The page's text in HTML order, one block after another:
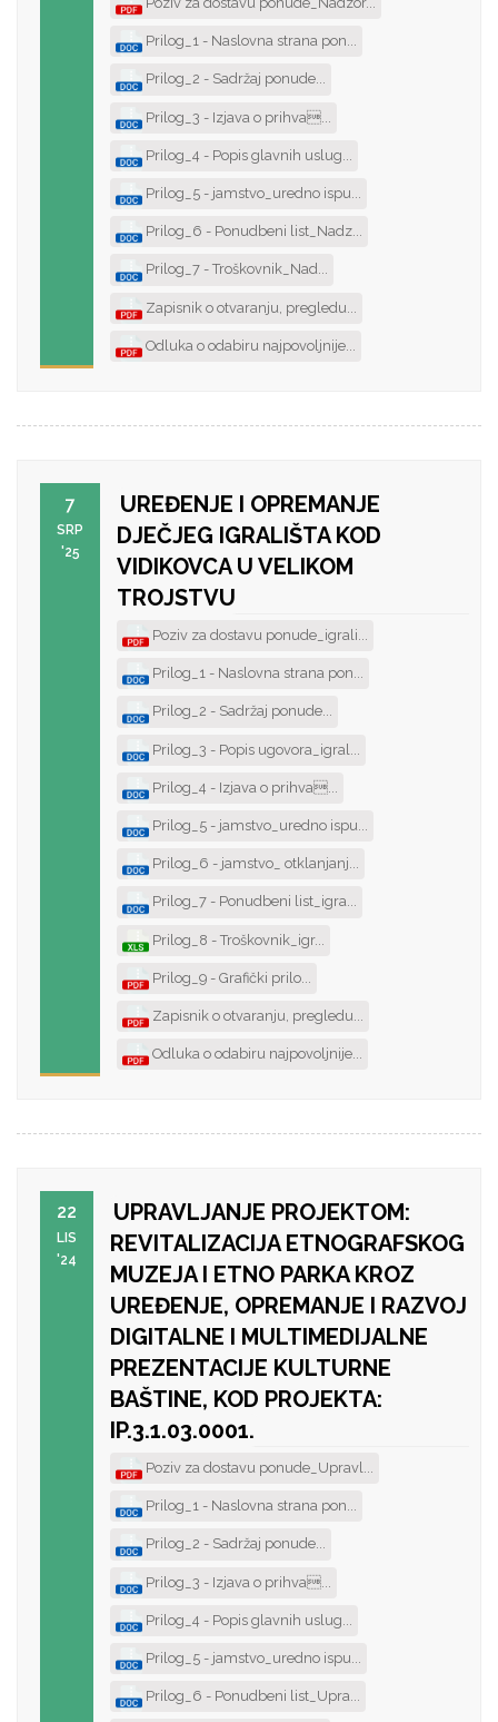
Prilog_1 - Naslovna strana pon...
Prilog_2 - Sadržaj ponude...
Prilog_3 - Izjava o prihva...
Prilog_4 - Popis glavnih uslug...
Prilog_5 - jamstvo_uredno ispu...
Prilog_6 - Ponudbeni list_Nadz...
Prilog_7 - Troškovnik_Nad...
Zapisnik o otvaranju, pregledu...
Odluka o odabiru najpovoljnije...
7
SRP
'25
UREĐENJE I OPREMANJE
DJEČJEG IGRALIŠTA KOD
VIDIKOVCA U VELIKOM
TROJSTVU
Poziv za dostavu ponude_igrali...
Prilog_1 - Naslovna strana pon...
Prilog_2 - Sadržaj ponude...
Prilog_3 - Popis ugovora_igral...
Prilog_4 - Izjava o prihva...
Prilog_5 - jamstvo_uredno ispu...
Prilog_6 - jamstvo_ otklanjanj...
Prilog_7 - Ponudbeni list_igra...
Prilog_8 - Troškovnik_igr...
Prilog_9 - Grafički prilo...
Zapisnik o otvaranju, pregledu...
Odluka o odabiru najpovoljnije...
22
LIS
'24
UPRAVLJANJE PROJEKTOM:
REVITALIZACIJA ETNOGRAFSKOG
MUZEJA I ETNO PARKA KROZ
UREĐENJE, OPREMANJE I RAZVOJ
DIGITALNE I MULTIMEDIJALNE
PREZENTACIJE KULTURNE
BAŠTINE, KOD PROJEKTA:
IP.3.1.03.0001.
Poziv za dostavu ponude_Upravl...
Prilog_1 - Naslovna strana pon...
Prilog_2 - Sadržaj ponude...
Prilog_3 - Izjava o prihva...
Prilog_4 - Popis glavnih uslug...
Prilog_5 - jamstvo_uredno ispu...
Prilog_6 - Ponudbeni list_Upra...